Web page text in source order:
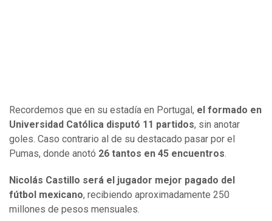
Recordemos que en su estadía en Portugal, el formado en
Universidad Católica disputó 11 partidos, sin anotar
goles. Caso contrario al de su destacado pasar por el
Pumas, donde anotó 26 tantos en 45 encuentros.
Nicolás Castillo será el jugador mejor pagado del
fútbol mexicano, recibiendo aproximadamente 250
millones de pesos mensuales.